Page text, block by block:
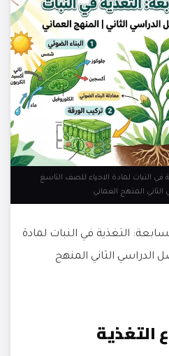
النبات لمادة الاحياء للصف التاسع
المنهج العماني
التغذية في النبات لمادة
الدراسي الثاني المنهج